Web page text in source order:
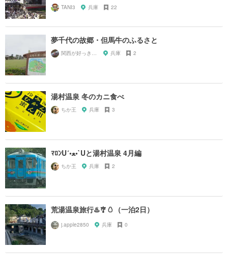
TANI3 兵庫 22
夢千代の故郷・但馬牛のふるさと
関西が好っきゃねん 兵庫 2
湯村温泉 冬のカニ食べ
ちか王 兵庫 3
ﾏﾛﾝU´•ﻌ•`Uと湯村温泉 4月編
ちか王 兵庫 2
荒湯温泉旅行♨️🎐🥚（一泊2日）
j.apple2850 兵庫 0